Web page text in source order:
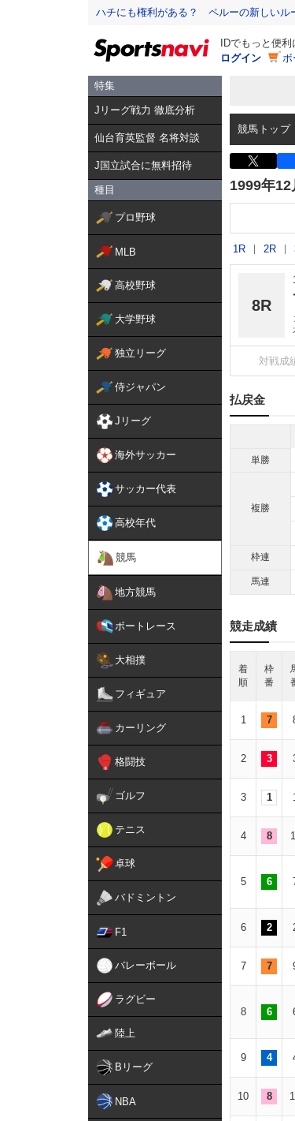
ハチにも権利がある？ ペルーの新しいル
IDでもっと便利
ログイン
ボ
特集
Jリーグ戦力 徹底分析
仙台育英監督 名将対談
J国立試合に無料招待
種目
プロ野球
MLB
高校野球
大学野球
独立リーグ
侍ジャパン
Jリーグ
海外サッカー
サッカー代表
高校年代
競馬
地方競馬
ボートレース
大相撲
フィギュア
カーリング
格闘技
ゴルフ
テニス
卓球
バドミントン
F1
バレーボール
ラグビー
陸上
Bリーグ
NBA
競馬トップ
1999年12
1R 2R
8R
対戦成
払戻金
単勝
複勝
枠連
馬連
競走成績
着
順
枠
番
1 7
2 3
3 1
4 8
5 6
6 2
7 7
8 6
9 4
10 8